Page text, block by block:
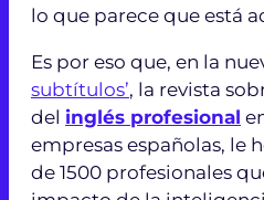
lo que parece que está
Es por eso que, en la
subtítulos’, la revista
del inglés profesional
empresas españolas, le
de 1500 profesionales